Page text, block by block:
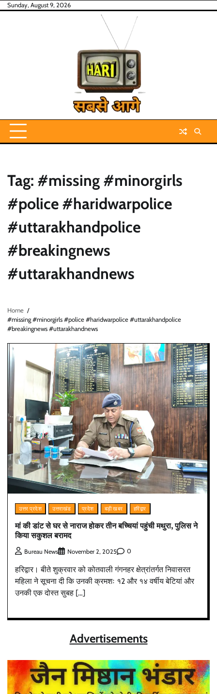
SkipSunday, August 9, 2026
Tag: #missing #minorgirls
#police #haridwarpolice
#uttarakhandpolice
#breakingnews
#uttarakhandnews
Home
#missing #minorgirls #police #haridwarpolice #uttarakhandpolice
#breakingnews #uttarakhandnews
उत्तर प्रदेश उत्तराखंड प्रदेश बड़ी खबर हरिद्वार
मां की डांट से घर से नाराज होकर तीन बच्चियां पहुंची मथुरा, पुलिस ने
किया सकुशल बरामद
Bureau News November 2, 2025 0
हरिद्वार। बीते शुक्रवार को कोतवाली गंगनहर क्षेत्रांतर्गत निवासरत
महिला ने सूचना दी कि उनकी क्रमशः १2 और १४ वर्षीय बेटियां और
उनकी एक दोस्त सुबह […]
Advertisements